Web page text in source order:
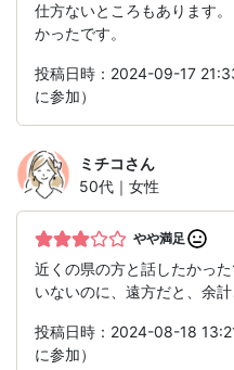
仕方ないところもあります
かったです。
投稿日時：2024-09-17
に参加）
ミチコさん
50代｜女性
やや満足
近くの県の方と話したかっ
いないのに、遠方だと、余計
投稿日時：2024-08-18
に参加）